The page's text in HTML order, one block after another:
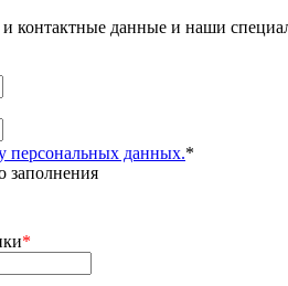
контактные данные и наши
персональных данных.*
заполнения
*